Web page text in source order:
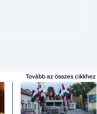
Tovább az összes cikkhez